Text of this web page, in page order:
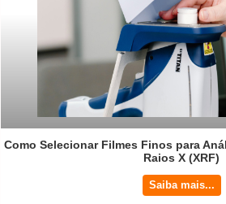
Como Selecionar Filmes Finos para
Raios X (XRF)
Saiba mais...